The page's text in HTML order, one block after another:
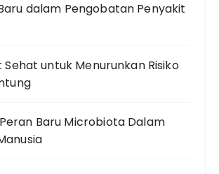
dalam Pengobatan Penyakit
Sehat untuk Menurunkan Risiko
Baru Microbiota Dalam